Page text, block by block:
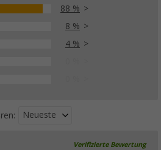
88 %
8 %
4 %
Neueste
Verifizierte Bewertung